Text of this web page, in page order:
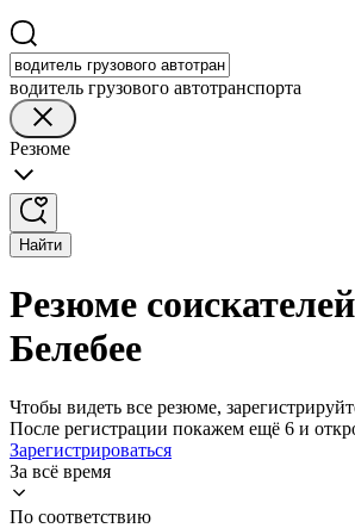
водитель грузового автотранспорта
Резюме
Найти
Резюме
Белебее
Чтобы видеть все резюме,
После регистрации покажем ещё 6 и
Зарегистрироваться
За всё время
По соответствию